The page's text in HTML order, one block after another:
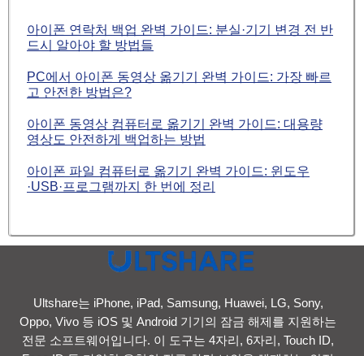
아이폰 연락처 백업 완벽 가이드: 분실·기기 변경 전 반
드시 알아야 할 방법들
PC에서 아이폰 동영상 옮기기 완벽 가이드: 가장 빠르
고 안전한 방법은?
아이폰 동영상 컴퓨터로 옮기기 완벽 가이드: 대용량
영상도 안전하게 백업하는 방법
아이폰 파일 컴퓨터로 옮기기 완벽 가이드: 윈도우
·USB·프로그램까지 한 번에 정리
Ultshare는 iPhone, iPad, Samsung, Huawei, LG, Sony,
Oppo, Vivo 등 iOS 및 Android 기기의 잠금 해제를 지원하는
전문 소프트웨어입니다. 이 도구는 4자리, 6자리, Touch ID,